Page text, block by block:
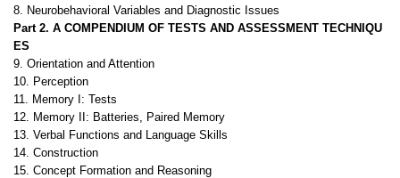
8. Neurobehavioral Variables and Diagnostic Issues
Part 2. A COMPENDIUM OF TESTS AND ASSESSMENT TECHNIQU
ES
9. Orientation and Attention
10. Perception
11. Memory I: Tests
12. Memory II: Batteries, Paired Memory
13. Verbal Functions and Language Skills
14. Construction
15. Concept Formation and Reasoning